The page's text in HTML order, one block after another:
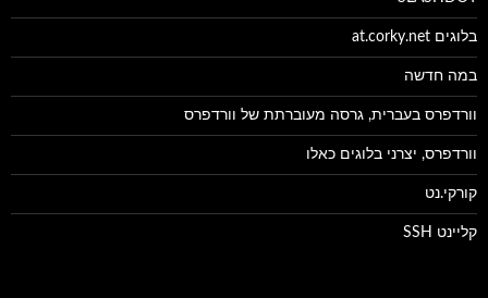
בלוגים at.corky.net
במה חדשה
וורדפרס בעברית, גרסה מעוברתת של וורדפרס
וורדפרס, יצרני בלוגים כאלו
קורקי.נט
קליינט SSH